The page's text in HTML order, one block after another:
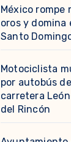
México rompe
oros y domina
Santo
Motociclista
por autobús
carretera
del Rincón